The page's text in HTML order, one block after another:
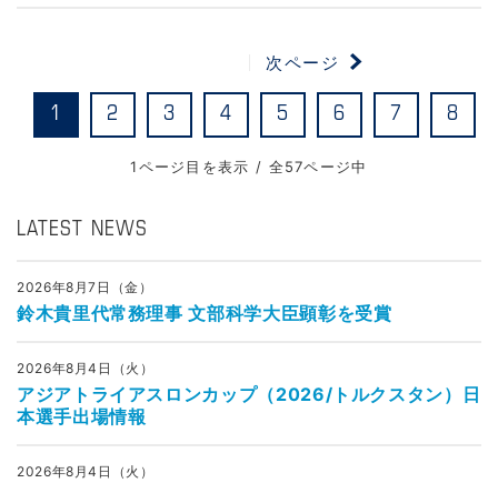
1ページ目を表示 / 全57ページ中
1 2 3 4 5 6 7 8
次ページ
LATEST NEWS
2026年8月7日（金）
鈴木貴里代常務理事 文部科学大臣顕彰を受賞
2026年8月4日（火）
アジアトライアスロンカップ（2026/トルクスタン）日
本選手出場情報
2026年8月4日（火）